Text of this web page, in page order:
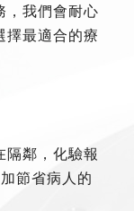
，我們會耐心
擇最適合的療
隔鄰，化驗報
節省病人的